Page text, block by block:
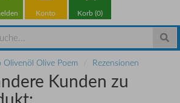
Konto Korb (0)
Olivenöl Olive Poem Rezensionen
Kunden zu